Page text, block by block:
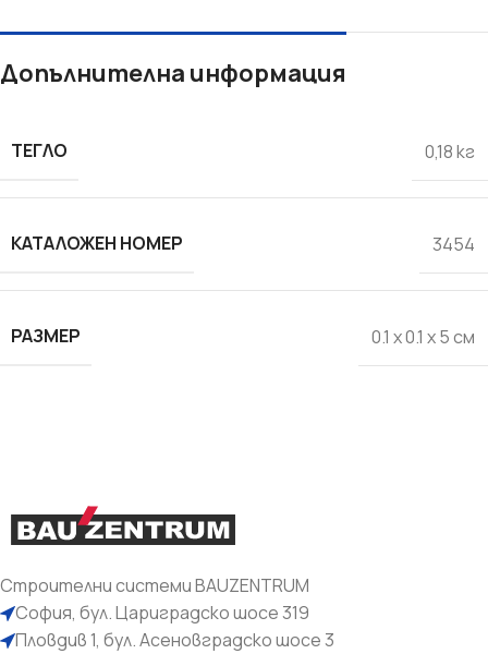
Допълнителна информация
ТЕГЛО 0,18 кг
КАТАЛОЖЕН НОМЕР 3454
РАЗМЕР 0.1 x 0.1 x 5 см
Строителни системи BAUZENTRUM
София, бул. Цариградско шосе 319
Пловдив 1, бул. Асеновградско шосе 3